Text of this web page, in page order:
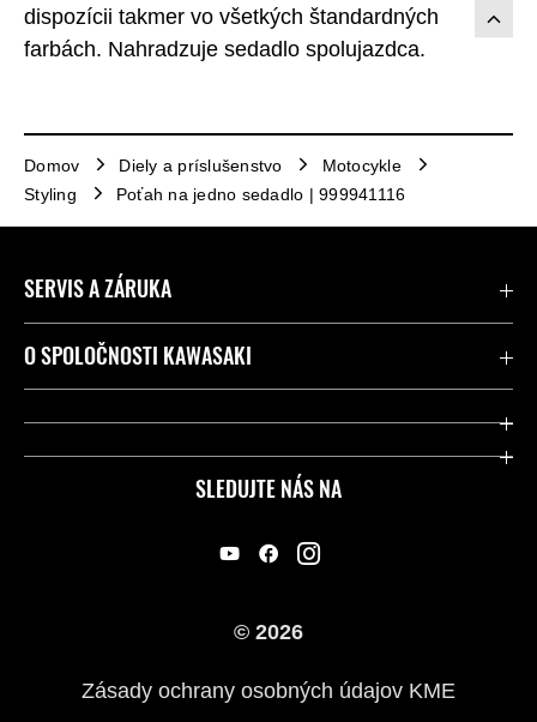
dispozícii takmer vo všetkých štandardných
farbách. Nahradzuje sedadlo spolujazdca.
Domov Diely a príslušenstvo
Motocykle
Styling
Poťah na jedno sedadlo | 999941116
SLEDUJTE NÁS NA
SERVIS A ZÁRUKA
Kontaktujte nás
Legálny
O SPOLOČNOSTI KAWASAKI
Spoločnosť
© 2026
Zásady ochrany osobných údajov KME